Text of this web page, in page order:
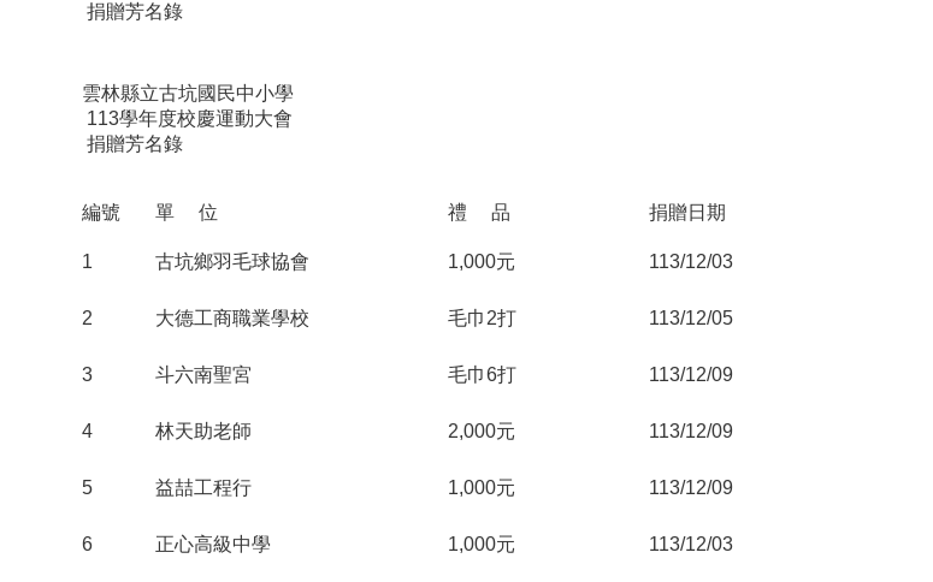
捐贈芳名錄
雲林縣立古坑國民中小學
113學年度校慶運動大會
捐贈芳名錄
編號 單 位 禮 品 捐贈日期
1 古坑鄉羽毛球協會 1,000元 113/12/03
2 大德工商職業學校 毛巾2打 113/12/05
3 斗六南聖宮 毛巾6打 113/12/09
4 林天助老師 2,000元 113/12/09
5 益喆工程行 1,000元 113/12/09
6 正心高級中學 1,000元 113/12/03